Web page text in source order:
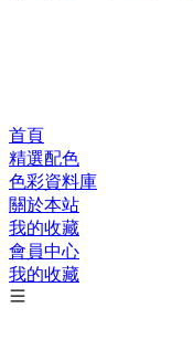
首頁
精選配色
色彩資料庫
關於本站
我的收藏
會員中心
我的收藏